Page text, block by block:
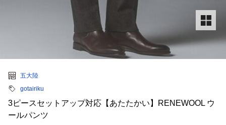
五大陸
gotairiku
3ピースセットアップ対応【あたたかい】RENEWOOL ウ
ールパンツ